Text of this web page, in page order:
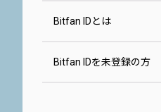
Bitfan IDとは
Bitfan IDを未登録の方